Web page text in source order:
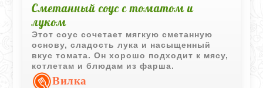
Сметанный соус с томатом и
луком
Этот соус сочетает мягкую сметанную
основу, сладость лука и насыщенный
вкус томата. Он хорошо подходит к мясу,
котлетам и блюдам из фарша.
Вилка